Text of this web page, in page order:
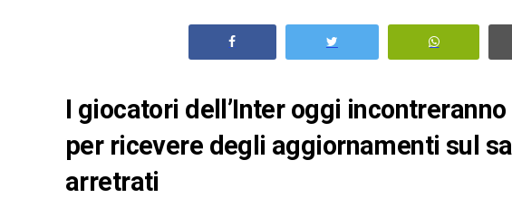
I giocatori dell’Inter oggi
per ricevere degli aggiornamenti sul
arretrati